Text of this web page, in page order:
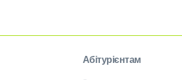
Абітурієнтам